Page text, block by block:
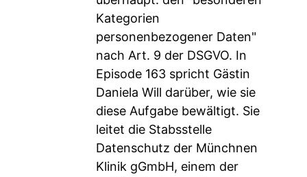
Kategorien
personenbezogener Daten"
nach Art. 9 der DSGVO. In
Episode 163 spricht Gästin
Daniela Will darüber, wie sie
diese Aufgabe bewältigt. Sie
leitet die Stabsstelle
Datenschutz der Münchnen
Klinik gGmbH, einem der